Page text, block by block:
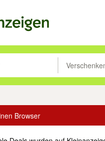
drücken um zu
Browser